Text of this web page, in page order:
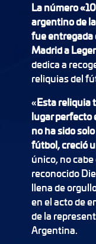
La número
argentino de
fue entregada
Madrid a
dedica a
reliquias del
«Esta reliquia
lugar perfecto
no ha sido
fútbol, creció
único, no
reconocido
llena de
en el acto de
de la
Argentina.